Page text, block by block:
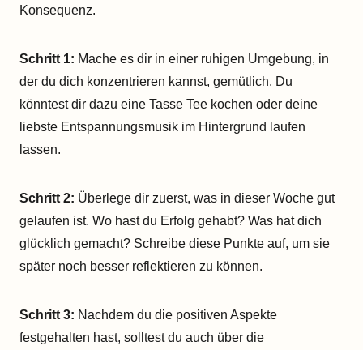
Konsequenz.
Schritt 1: Mache es dir in einer ruhigen Umgebung, in
der du dich konzentrieren kannst, gemütlich. Du
könntest dir dazu eine Tasse Tee kochen oder deine
liebste Entspannungsmusik im Hintergrund laufen
lassen.
Schritt 2: Überlege dir zuerst, was in dieser Woche gut
gelaufen ist. Wo hast du Erfolg gehabt? Was hat dich
glücklich gemacht? Schreibe diese Punkte auf, um sie
später noch besser reflektieren zu können.
Schritt 3: Nachdem du die positiven Aspekte
festgehalten hast, solltest du auch über die